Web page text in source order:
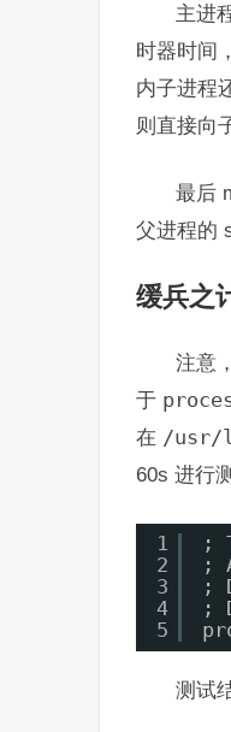
主进
时器时间
内子进程
则直接向
最后
父进程的
缓兵之
注意
于
在 /usr/
60s 进行
1
2
3
4
5
;
;
;
;
测试